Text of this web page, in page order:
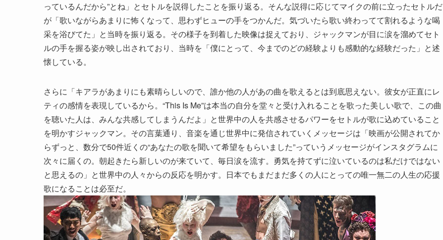
っているんだから”とね」とセトルを説得したことを振り返る。そんな説得に応じてマイクの前に立ったセトルだ
が「歌いながらあまりに怖くなって、思わずヒューの手をつかんだ。気づいたら歌い終わってて割れるような喝
采を浴びてた」と当時を振り返る。その様子を到着した映像は捉えており、ジャックマンが目に涙を溜めてセト
ルの手を握る姿が映し出されており、当時を「僕にとって、今までのどの経験よりも感動的な経験だった」と述
懐している。
さらに「キアラがあまりにも素晴らしいので、誰か他の人があの曲を歌えるとは到底思えない。彼女が正直にレ
ティの感情を表現しているから。“This Is Me”は本当の自分を堂々と受け入れることを歌った美しい歌で、この曲
を聴いた人は、みんな共感してしまうんだよ」と世界中の人を共感させるパワーをセトルが歌に込めていること
を明かすジャックマン。その言葉通り、音楽を通じ世界中に発信されていくメッセージは「映画が公開されてか
らずっと、数分で50件近くの“あなたの歌を聞いて希望をもらいました”っていうメッセージがインスタグラムに
次々に届くの。朝起きたら新しいのが来ていて、毎日涙を流す。勇気を持てずに泣いているのは私だけではない
と思えるの」と世界中の人々からの反応を明かす。日本でもまだまだ多くの人にとっての唯一無二の人生の応援
歌になることは必至だ。